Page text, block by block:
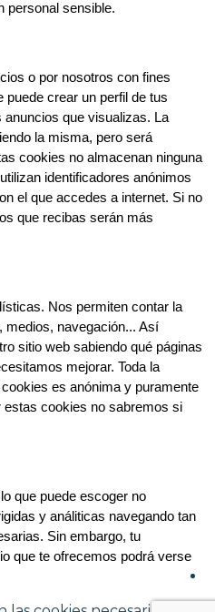
personal sensible.
o por nosotros con fines
puede crear un perfil de tus
que visualizas. La
la misma, pero será
cookies no almacenan ninguna
identificadores anónimos
el que accedes a internet. Si no
que recibas serán más
Nos permiten contar la
medios, navegación... Así
sitio web sabiendo qué páginas
mejorar. Toda la
es anónima y puramente
cookies no sabremos si
que puede escoger no
y análiticas navegando tan
Sin embargo, tu
que te ofrecemos podrá verse